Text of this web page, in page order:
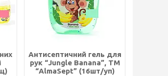
Антисептичний гель для
рук “Jungle Banana”, ТМ
“AlmaSept” (16шт/уп)